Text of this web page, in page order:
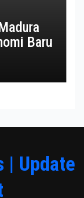
Baru
| Update